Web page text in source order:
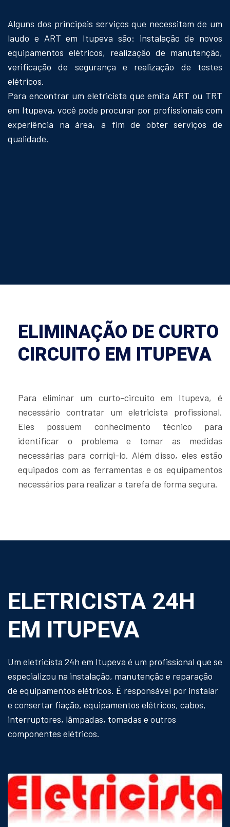
Alguns dos principais serviços que necessitam de um
laudo e ART em Itupeva são: instalação de novos
equipamentos elétricos, realização de manutenção,
verificação de segurança e realização de testes
elétricos.
Para encontrar um eletricista que emita ART ou TRT
em Itupeva, você pode procurar por profissionais com
experiência na área, a fim de obter serviços de
qualidade.
ELIMINAÇÃO DE CURTO
CIRCUITO EM ITUPEVA
Para eliminar um curto-circuito em Itupeva, é
necessário contratar um eletricista profissional.
Eles possuem conhecimento técnico para
identificar o problema e tomar as medidas
necessárias para corrigi-lo. Além disso, eles estão
equipados com as ferramentas e os equipamentos
necessários para realizar a tarefa de forma segura.
ELETRICISTA 24H
EM ITUPEVA
Um eletricista 24h em Itupeva é um profissional que se
especializou na instalação, manutenção e reparação
de equipamentos elétricos. É responsável por instalar
e consertar fiação, equipamentos elétricos, cabos,
interruptores, lâmpadas, tomadas e outros
componentes elétricos.